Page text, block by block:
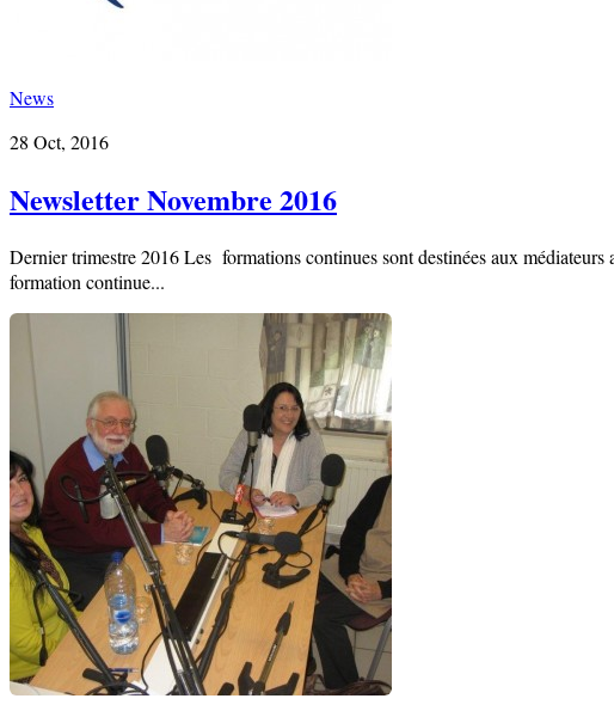
News
28 Oct, 2016
Newsletter Novembre 2016
Dernier trimestre 2016 Les formations continues sont destinées aux
formation continue...